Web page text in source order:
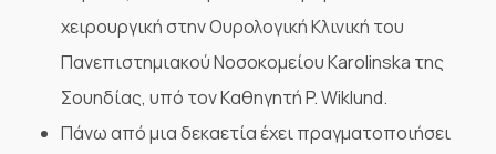
χειρουργική στην Ουρολογική Κλινική του
Πανεπιστημιακού Νοσοκομείου Karolinska της
Σουηδίας, υπό τον Kαθηγητή P. Wiklund.
Πάνω από μια δεκαετία έχει πραγματοποιήσει